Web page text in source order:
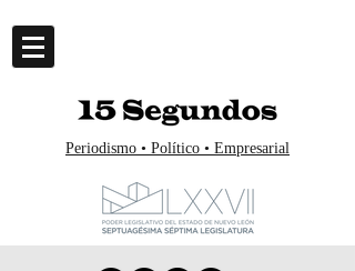
Periodismo • Político • Empresarial